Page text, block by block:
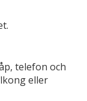
telefon och
eller